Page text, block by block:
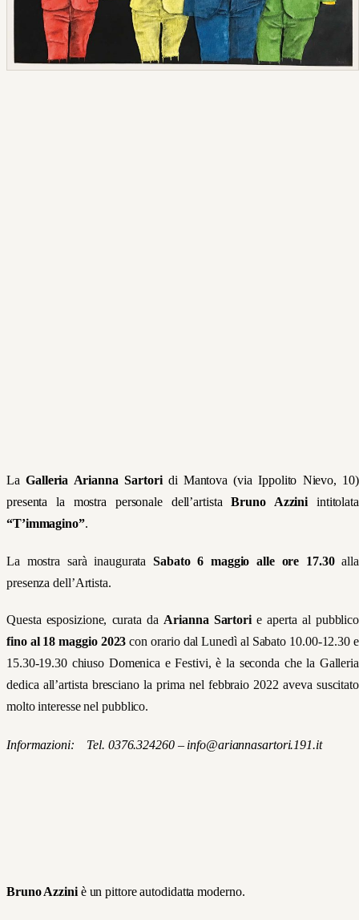
LaGalleria Arianna Sartoridi Mantova (via Ippolito Nievo, 10)
presenta la mostra personale dell’artistaBruno Azzini intitolata
“T’immagino”.
La mostra sarà inaugurata Sabato 6 maggio alle ore 17.30alla
presenza dell’Artista.
Questa esposizione, curata da Arianna Sartorie aperta al pubblico
fino al 18 maggio 2023 con orario dal Lunedì al Sabato 10.00-12.30 e
15.30-19.30 chiuso Domenica e Festivi, è la seconda che la Galleria
dedica all’artista bresciano la prima nel febbraio 2022 aveva suscitato
molto interesse nel pubblico.
Informazioni: Tel. 0376.324260 – info@ariannasartori.191.it
Bruno Azzini è un pittore autodidatta moderno.